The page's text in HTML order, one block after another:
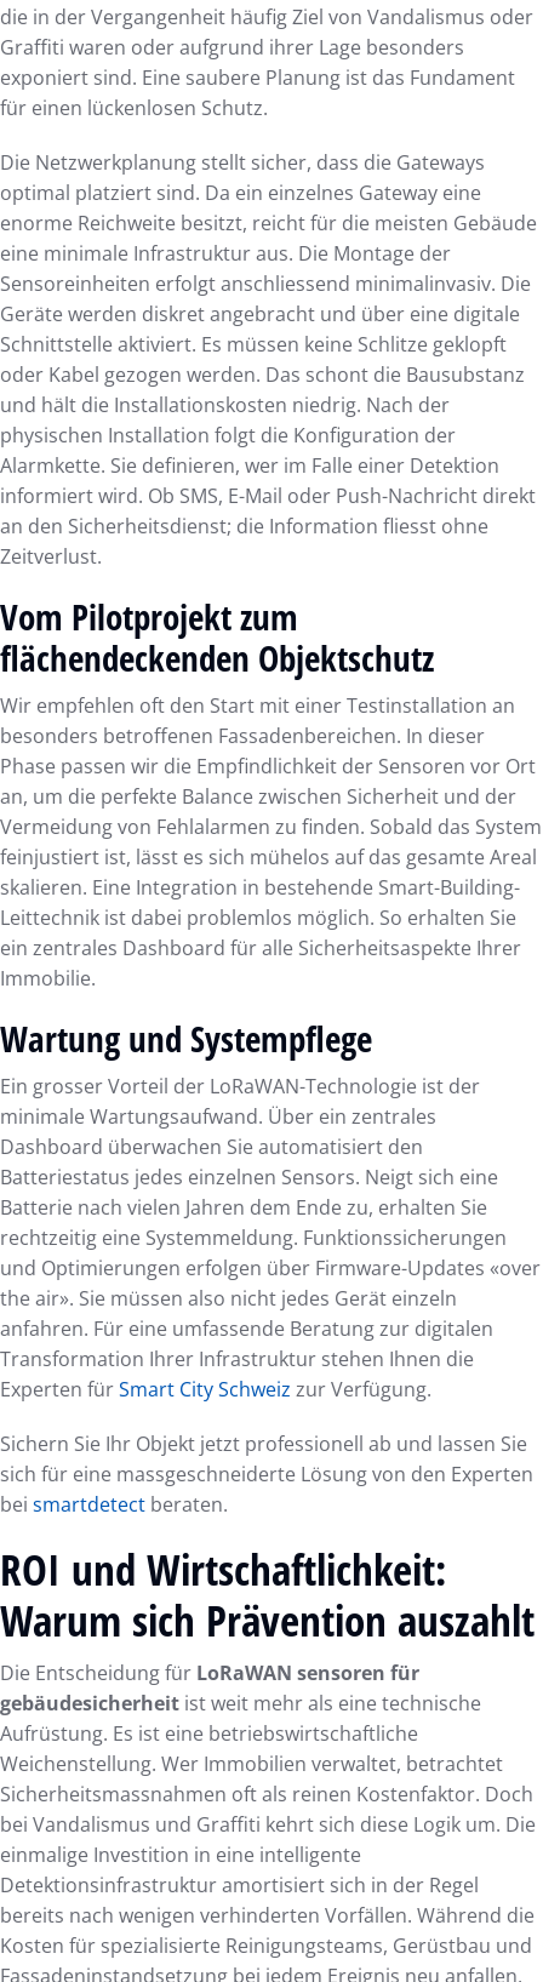
die in der Vergangenheit häufig Ziel von Vandalismus oder
Graffiti waren oder aufgrund ihrer Lage besonders
exponiert sind. Eine saubere Planung ist das Fundament
für einen lückenlosen Schutz.
Die Netzwerkplanung stellt sicher, dass die Gateways
optimal platziert sind. Da ein einzelnes Gateway eine
enorme Reichweite besitzt, reicht für die meisten Gebäude
eine minimale Infrastruktur aus. Die Montage der
Sensoreinheiten erfolgt anschliessend minimalinvasiv. Die
Geräte werden diskret angebracht und über eine digitale
Schnittstelle aktiviert. Es müssen keine Schlitze geklopft
oder Kabel gezogen werden. Das schont die Bausubstanz
und hält die Installationskosten niedrig. Nach der
physischen Installation folgt die Konfiguration der
Alarmkette. Sie definieren, wer im Falle einer Detektion
informiert wird. Ob SMS, E-Mail oder Push-Nachricht direkt
an den Sicherheitsdienst; die Information fliesst ohne
Zeitverlust.
Vom Pilotprojekt zum
flächendeckenden Objektschutz
Wir empfehlen oft den Start mit einer Testinstallation an
besonders betroffenen Fassadenbereichen. In dieser
Phase passen wir die Empfindlichkeit der Sensoren vor Ort
an, um die perfekte Balance zwischen Sicherheit und der
Vermeidung von Fehlalarmen zu finden. Sobald das System
feinjustiert ist, lässt es sich mühelos auf das gesamte Areal
skalieren. Eine Integration in bestehende Smart-Building-
Leittechnik ist dabei problemlos möglich. So erhalten Sie
ein zentrales Dashboard für alle Sicherheitsaspekte Ihrer
Immobilie.
Wartung und Systempflege
Ein grosser Vorteil der LoRaWAN-Technologie ist der
minimale Wartungsaufwand. Über ein zentrales
Dashboard überwachen Sie automatisiert den
Batteriestatus jedes einzelnen Sensors. Neigt sich eine
Batterie nach vielen Jahren dem Ende zu, erhalten Sie
rechtzeitig eine Systemmeldung. Funktionssicherungen
und Optimierungen erfolgen über Firmware-Updates «over
the air». Sie müssen also nicht jedes Gerät einzeln
anfahren. Für eine umfassende Beratung zur digitalen
Transformation Ihrer Infrastruktur stehen Ihnen die
Experten fürSmart City Schweiz zur Verfügung.
Sichern Sie Ihr Objekt jetzt professionell ab und lassen Sie
sich für eine massgeschneiderte Lösung von den Experten
bei smartdetect beraten.
ROI und Wirtschaftlichkeit:
Warum sich Prävention auszahlt
Die Entscheidung für LoRaWAN sensoren für
gebäudesicherheit ist weit mehr als eine technische
Aufrüstung. Es ist eine betriebswirtschaftliche
Weichenstellung. Wer Immobilien verwaltet, betrachtet
Sicherheitsmassnahmen oft als reinen Kostenfaktor. Doch
bei Vandalismus und Graffiti kehrt sich diese Logik um. Die
einmalige Investition in eine intelligente
Detektionsinfrastruktur amortisiert sich in der Regel
bereits nach wenigen verhinderten Vorfällen. Während die
Kosten für spezialisierte Reinigungsteams, Gerüstbau und
Fassadeninstandsetzung bei jedem Ereignis neu anfallen,